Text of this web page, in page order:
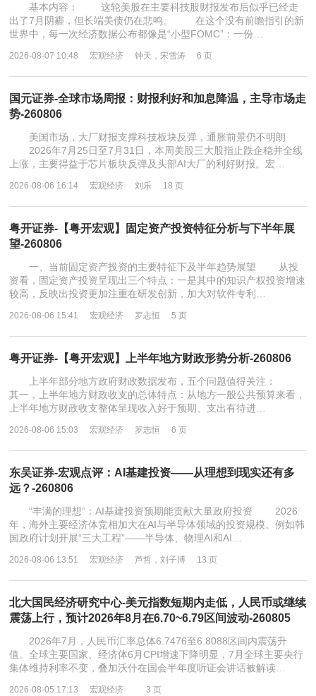
基本内容： 这轮美股在主要科技股财报发布后似乎已经走
出了7月阴霾，但长端美债仍在悲鸣。 在这个没有前瞻指引的新
世界中，每一次经济数据公布都像是“小型FOMC”：一份…
2026-08-07 10:48 宏观经济 钟天，宋雪涛 6 页
国元证券-全球市场周报：财报利好和加息降温，主导市场走
势-260806
美国市场，大厂财报支撑科技板块反弹，通胀前景仍不明朗
2026年7月25日至7月31日，本周美股三大股指止跌企稳并全线
上涨，主要得益于芯片板块反弹及头部AI大厂的利好财报。宏…
2026-08-06 16:14 宏观经济 刘乐 18 页
粤开证券-【粤开宏观】固定资产投资特征分析与下半年展
望-260806
一、当前固定资产投资的主要特征下及半年趋势展望 从投
资看，固定资产投资呈现出三个特点：一是其中的知识产权投资增速
较高，反映出投资更加注重在研发创新，加大对软件专利…
2026-08-06 15:41 宏观经济 罗志恒 5 页
粤开证券-【粤开宏观】上半年地方财政形势分析-260806
上半年部分地方政府财政数据发布，五个问题值得关注：
其一，上半年地方财政收支的总体特点：从地方一般公共预算来看，
上半年地方财政收支整体呈现收入好于预期、支出有待进…
2026-08-06 15:03 宏观经济 罗志恒 6 页
东吴证券-宏观点评：AI基建投资——从理想到现实还有多
远？-260806
“丰满的理想”：AI基建投资预期能贡献大量政府投资 2026
年，海外主要经济体竞相加大在AI与半导体领域的投资规模。例如韩
国政府计划开展“三大工程”——半导体、物理AI和AI…
2026-08-06 13:51 宏观经济 芦哲，刘子博 13 页
北大国民经济研究中心-美元指数短期内走低，人民币或继续
震荡上行，预计2026年8月在6.70~6.79区间波动-260805
2026年7月，人民币汇率总体6.7476至6.8088区间内震荡升
值。全球主要国家、经济体6月CPI增速下降明显，7月全球主要央行
集体维持利率不变，叠加沃什在国会半年度听证会讲话被解读…
2026-08-05 17:13 宏观经济 3 页